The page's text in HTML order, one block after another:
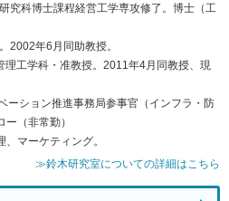
究科博士課程経営工学専攻修了。博士（工
2002年6月同助教授。
工学科・准教授。2011年4月同教授、現
ーション推進事務局参事官（インフラ・防
（非常勤）
マーケティング。
≫鈴木研究室についての詳細はこちら